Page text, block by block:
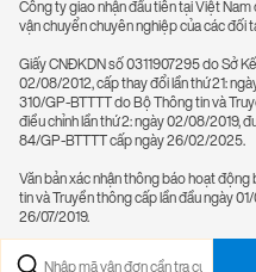
Công ty giao nhận đầu tiên tại Việt
vận chuyển chuyên nghiệp của các đối
Giấy CNĐKDN số 0311907295 do Sở
02/08/2012, cấp thay đổi lần thứ 21:
310/GP-BTTTT do Bộ Thông tin và
điều chỉnh lần thứ 2: ngày 02/08/2019,
84/GP-BTTTT cấp ngày 26/02/2025.
Văn bản xác nhận thông báo hoạt
tin và Truyền thông cấp lần đầu ngày
26/07/2019.